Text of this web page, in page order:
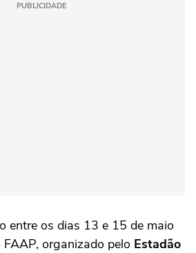
PUBLICIDADE
entre os dias 13 e 15 de maio
organizado pelo Estadão